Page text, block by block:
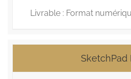
Livrable : Format
SketchPad